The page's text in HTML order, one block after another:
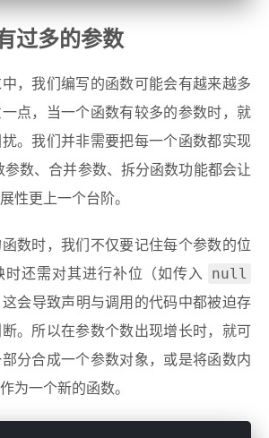
过多的参数
，我们编写的函数可能会有越来越多
点，当一个函数有较多的参数时，就
。我们并非需要把每一个函数都实现
参数、合并参数、拆分函数功能都会让
性更上一个台阶。
数时，我们不仅要记住每个参数的位
时还需对其进行补位（如传入
null
这会导致声明与调用的代码中都被迫存
。所以在参数个数出现增长时，就可
分合成一个参数对象，或是将函数内
为一个新的函数。